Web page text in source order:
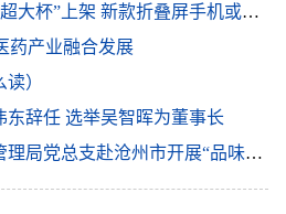
上架 新款折叠屏手机或同样搭载“中国芯”
药产业融合发展
）
东辞任 选举吴智晖为董事长
开展“品味燕赵园林文化 践行绿色发展理念”主题党日活动